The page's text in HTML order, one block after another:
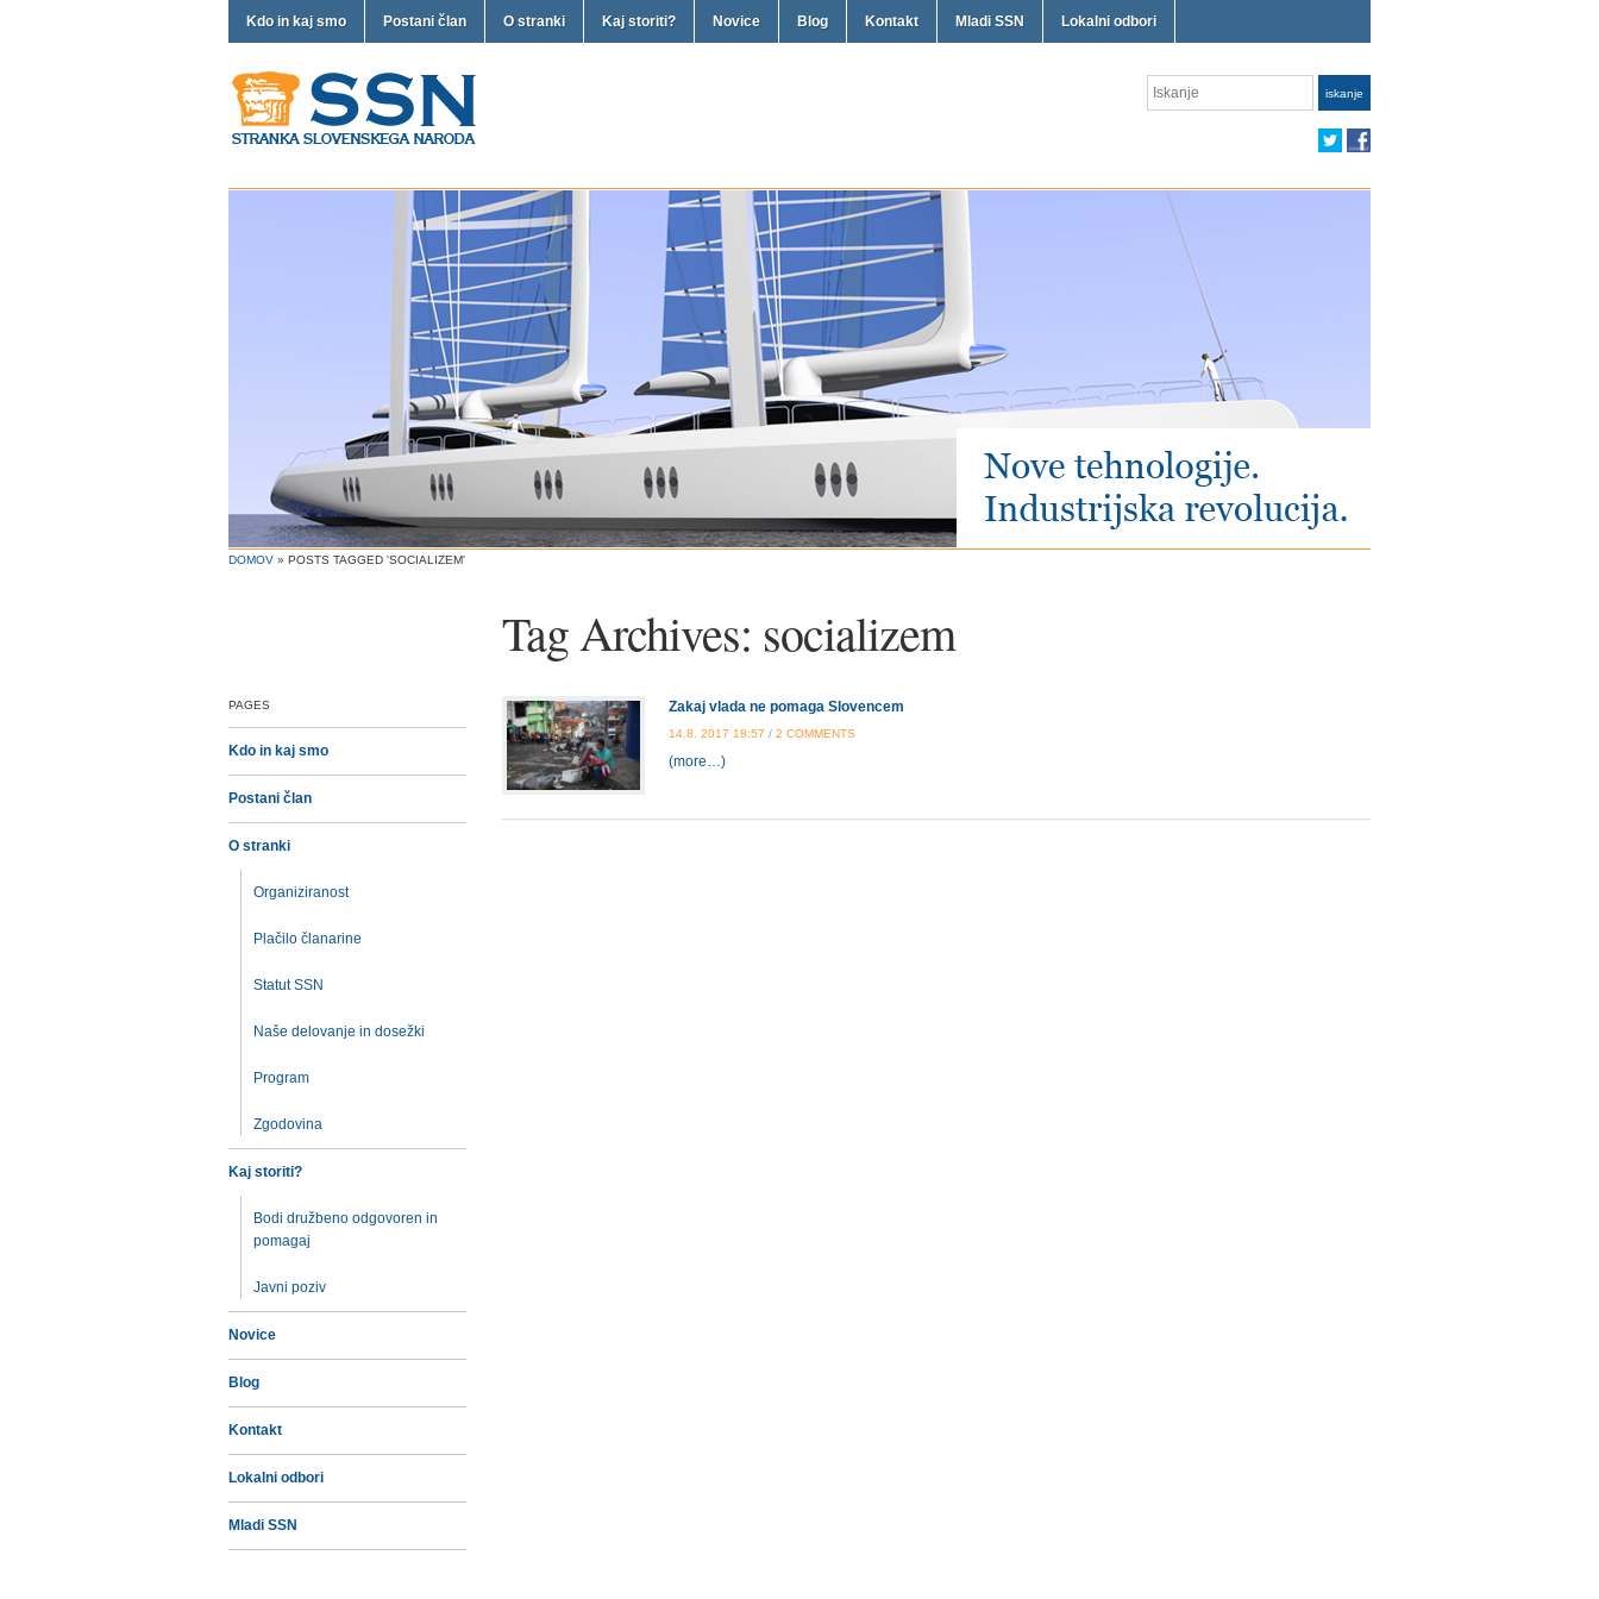
Kdo in kaj smo Postani član O stranki Kaj storiti? Novice Blog Kontakt Mladi SSN Lokalni odbori
Iskanje iskanje
DOMOV » POSTS TAGGED 'SOCIALIZEM'
Tag Archives: socializem
PAGES
Kdo in kaj smo
Postani član
O stranki
Organiziranost
Plačilo članarine
Statut SSN
Naše delovanje in dosežki
Program
Zgodovina
Kaj storiti?
Bodi družbeno odgovoren in
pomagaj
Javni poziv
Novice
Blog
Kontakt
Lokalni odbori
Mladi SSN
Zakaj vlada ne pomaga Slovencem
14.8. 2017 18:57 / 2 COMMENTS
POMAGA
(more…)